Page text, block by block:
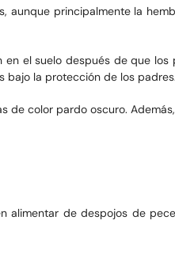
aunque principalmente la
el suelo después de que los
bajo la protección de los padres.
color pardo oscuro.
de despojos de